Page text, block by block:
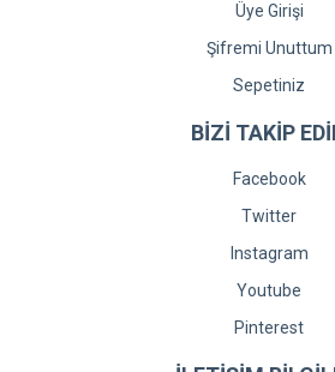
Üye Girişi
Şifremi Unuttum
Sepetiniz
BİZİ TAKİP
Facebook
Twitter
Instagram
Youtube
Pinterest